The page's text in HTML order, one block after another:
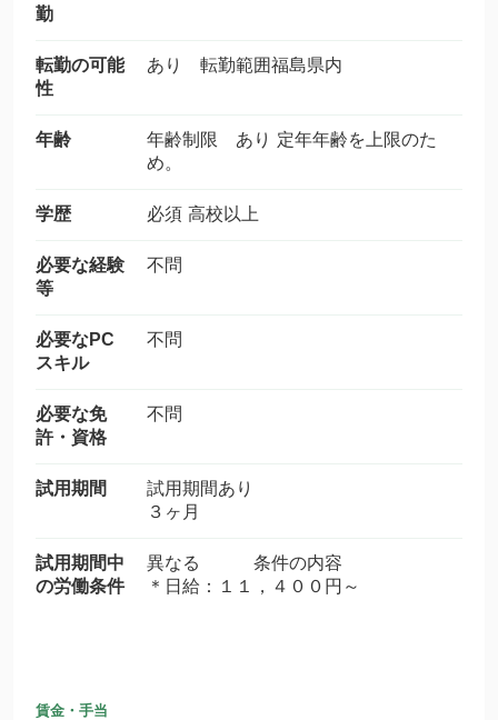
勤
転勤の可能
性
あり 転勤範囲福島県内
年齢
年齢制限 あり 定年年齢を上限のた
め。
学歴 必須 高校以上
必要な経験
等
不問
必要なPC
スキル
不問
必要な免
許・資格
不問
試用期間
試用期間あり
３ヶ月
試用期間中
の労働条件
異なる 条件の内容
＊日給：１１，４００円～
賃金・手当